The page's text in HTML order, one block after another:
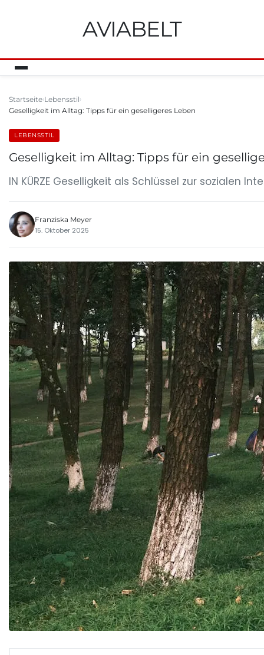
AVIABELT
Startseite Lebensstil
Geselligkeit im Alltag: Tipps für ein geselligeres Leben
LEBENSSTIL
Geselligkeit im Alltag: Tipps für ein
IN KÜRZE Geselligkeit als Schlüssel zur sozialen
Franziska Meyer
15. Oktober 2025